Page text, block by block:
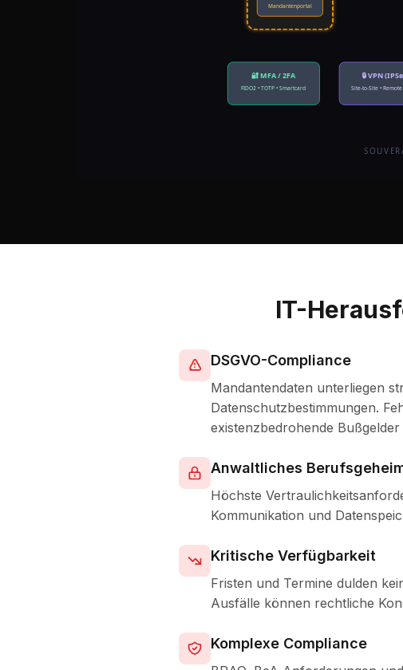
Mandantenportal
🔐 MFA / 2FA
FIDO2 • TOTP • Smartcard
🔒 VPN
Site-to-Site • Remote
IT-
DSGVO-Compliance
Mandantendaten unterliegen
Datenschutzbestimmungen.
existenzbedrohende Bußgelder
Anwaltliches
Höchste
Kommunikation und
Kritische Verfügbarkeit
Fristen und Termine dulden
Ausfälle können rechtliche
Komplexe Compliance